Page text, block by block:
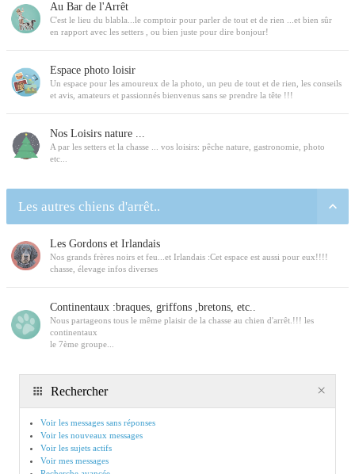
Au Bar de l'Arrêt
C'est le lieu du blabla...le comptoir pour parler de tout et de rien ...et bien sûr
en rapport avec les setters , ou bien juste pour dire bonjour!
Espace photo loisir
Un espace pour les amoureux de la photo, un peu de tout et de rien, les conseils
et avis, amateurs et passionnés bienvenus sans se prendre la tête !!!
Nos Loisirs nature ...
A par les setters et la chasse ... vos loisirs: pêche nature, gastronomie, photo
etc...
Les autres chiens d'arrêt..
Les Gordons et Irlandais
Nos grands frères noirs et feu...et Irlandais :Cet espace est aussi pour eux!!!!
chasse, élevage infos diverses
Continentaux :braques, griffons ,bretons, etc..
Nous partageons tous le même plaisir de la chasse au chien d'arrêt.!!! les
continentaux
le 7ème groupe...
Rechercher
Voir les messages sans réponses
Voir les nouveaux messages
Voir les sujets actifs
Voir mes messages